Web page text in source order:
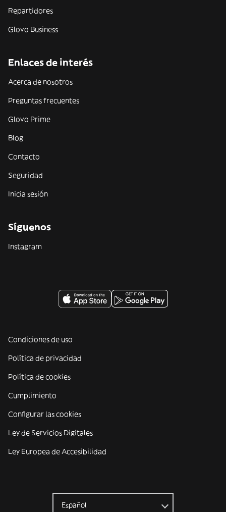
Repartidores
Glovo Business
Enlaces de interés
Acerca de nosotros
Preguntas frecuentes
Glovo Prime
Blog
Contacto
Seguridad
Inicia sesión
Síguenos
Instagram
Condiciones de uso
Política de privacidad
Política de cookies
Cumplimiento
Configurar las cookies
Ley de Servicios Digitales
Ley Europea de Accesibilidad